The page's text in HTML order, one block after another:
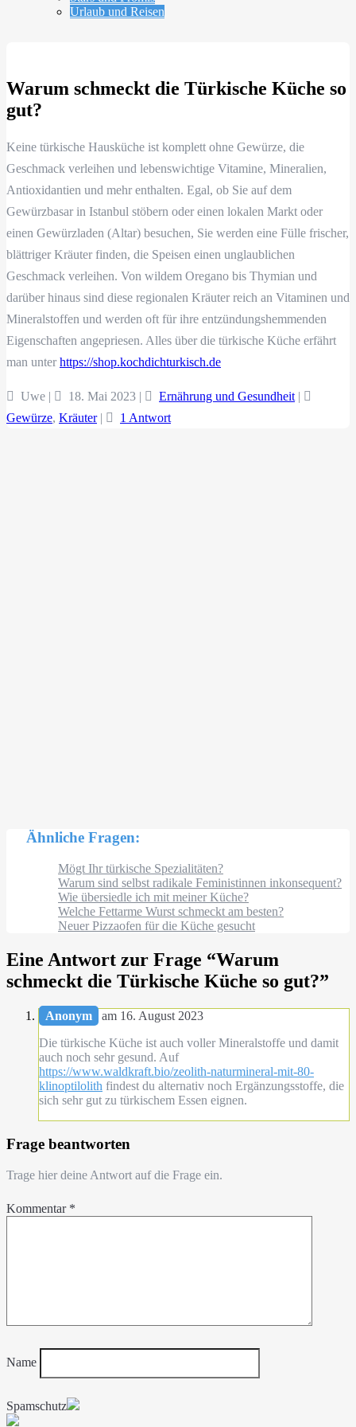
Urlaub und Reisen
Warum schmeckt die Türkische Küche so
gut?
Keine türkische Hausküche ist komplett ohne Gewürze, die
Geschmack verleihen und lebenswichtige Vitamine, Mineralien,
Antioxidantien und mehr enthalten. Egal, ob Sie auf dem
Gewürzbasar in Istanbul stöbern oder einen lokalen Markt oder
einen Gewürzladen (Altar) besuchen, Sie werden eine Fülle frischer,
blättriger Kräuter finden, die Speisen einen unglaublichen
Geschmack verleihen. Von wildem Oregano bis Thymian und
darüber hinaus sind diese regionalen Kräuter reich an Vitaminen und
Mineralstoffen und werden oft für ihre entzündungshemmenden
Eigenschaften angepriesen. Alles über die türkische Küche erfährt
man unter https://shop.kochdichturkisch.de
Uwe | 18. Mai 2023 | Ernährung und Gesundheit|
Gewürze, Kräuter| 1 Antwort
Ähnliche Fragen:
Mögt Ihr türkische Spezialitäten?
Warum sind selbst radikale Feministinnen inkonsequent?
Wie übersiedle ich mit meiner Küche?
Welche Fettarme Wurst schmeckt am besten?
Neuer Pizzaofen für die Küche gesucht
Eine Antwort zur Frage “Warum
schmeckt die Türkische Küche so gut?”
Anonym
am 16. August 2023
Die türkische Küche ist auch voller Mineralstoffe und damit
auch noch sehr gesund. Auf
https://www.waldkraft.bio/zeolith-naturmineral-mit-80-
klinoptilolith findest du alternativ noch Ergänzungsstoffe, die
sich sehr gut zu türkischem Essen eignen.
Frage beantworten
Trage hier deine Antwort auf die Frage ein.
Kommentar *
Name
Spamschutz